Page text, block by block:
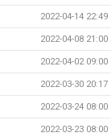
2022-04-14 22:49
2022-04-08 21:00
2022-04-02 09:00
2022-03-30 20:17
2022-03-24 08:00
2022-03-23 08:00